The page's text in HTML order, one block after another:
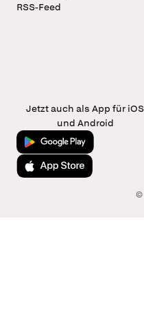
RSS-Feed
Jetzt auch als App für iOS
und Android
Jetzt bei Google Play
Laden im App Store
©